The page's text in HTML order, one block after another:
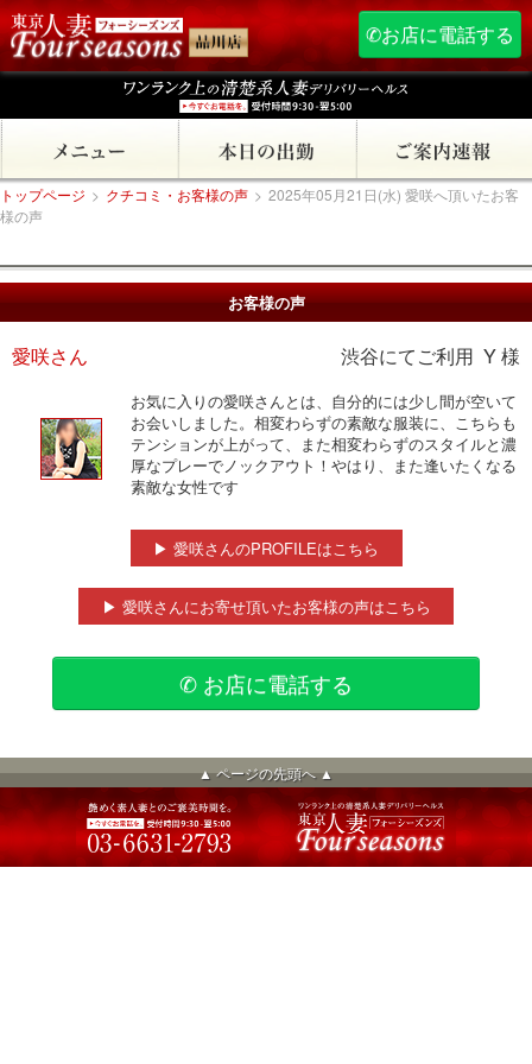
✆お店に電話する
トップページ > クチコミ・お客様の声 > 2025年05月21日(水) 愛咲へ頂いたお客
様の声
お客様の声
愛咲さん 渋谷にてご利用 Y 様
お気に入りの愛咲さんとは、自分的には少し間が空いて
お会いしました。相変わらずの素敵な服装に、こちらも
テンションが上がって、また相変わらずのスタイルと濃
厚なプレーでノックアウト！やはり、また逢いたくなる
素敵な女性です
▶ 愛咲さんのPROFILEはこちら
▶ 愛咲さんにお寄せ頂いたお客様の声はこちら
✆ お店に電話する
▲ ページの先頭へ ▲